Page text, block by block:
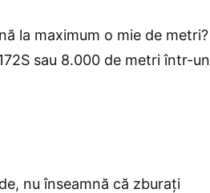
la maximum o mie de metri?
sau 8.000 de metri într-un
nu înseamnă că zburați